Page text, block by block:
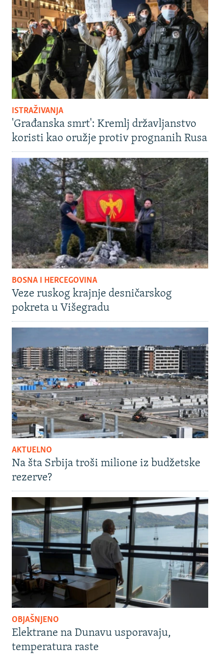
ISTRAŽIVANJA
'Građanska smrt': Kremlj državljanstvo
koristi kao oružje protiv prognanih Rusa
BOSNA I HERCEGOVINA
Veze ruskog krajnje desničarskog
pokreta u Višegradu
AKTUELNO
Na šta Srbija troši milione iz budžetske
rezerve?
OBJAŠNJENO
Elektrane na Dunavu usporavaju,
temperatura raste